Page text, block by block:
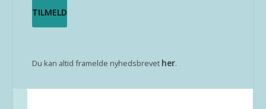
Du kan altid framelde nyhedsbrevet her.